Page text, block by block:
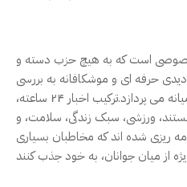
خصوصی است که به هیچ حزب دسته و
دیدی حرفه ای و موشکافانه به بررسی
مهمترین رویدادهای ایران و خاورمیانه می پردازد.ترکیب اخبار ۲۴ ساعته،
ورزشی، سبک زندگی، سلامت، و
ریزی شده اند که مخاطبان بسیاری